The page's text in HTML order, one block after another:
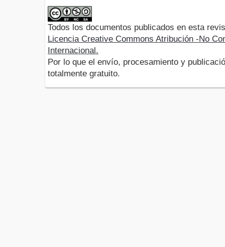
Todos los documentos publicados en esta
Licencia Creative Commons Atribución -No
Internacional.
Por lo que el envío, procesamiento y
totalmente gratuito.